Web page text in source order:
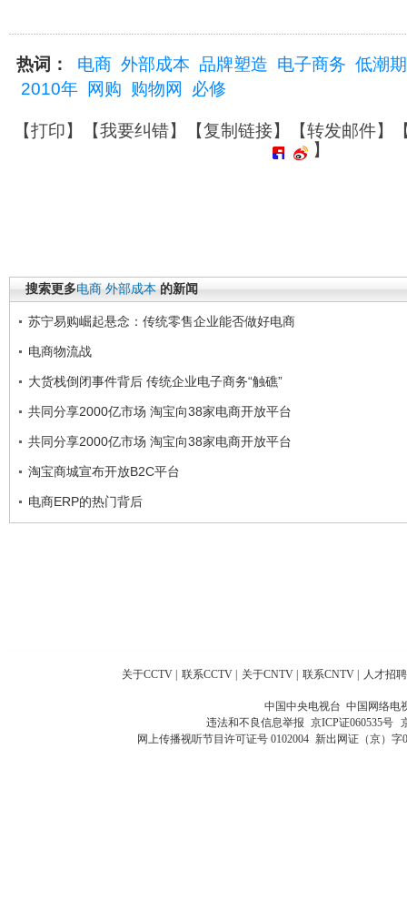
热词： 电商 外部成本 品牌塑造 电子商务 低潮期
2010年
网购 购物网 必修
【打印】【我要纠错】【复制链接】【转发邮件】
】
搜索更多电商 外部成本 的新闻
苏宁易购崛起悬念：传统零售企业能否做好电商
电商物流战
大货栈倒闭事件背后 传统企业电子商务“触礁”
共同分享2000亿市场 淘宝向38家电商开放平台
共同分享2000亿市场 淘宝向38家电商开放平台
淘宝商城宣布开放B2C平台
电商ERP的热门背后
关于CCTV 联系CCTV 关于CNTV 联系CNTV 人才招聘
中国中央电视台 中国网络电
违法和不良信息举报 京ICP证060535号
网上传播视听节目许可证号 0102004 新出网证（京）